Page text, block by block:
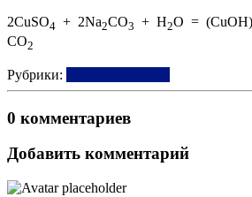
2CuSO4 + 2Na2CO3 + H2O = (CuOH)
CO2
Рубрики:
0 комментариев
Добавить комментарий